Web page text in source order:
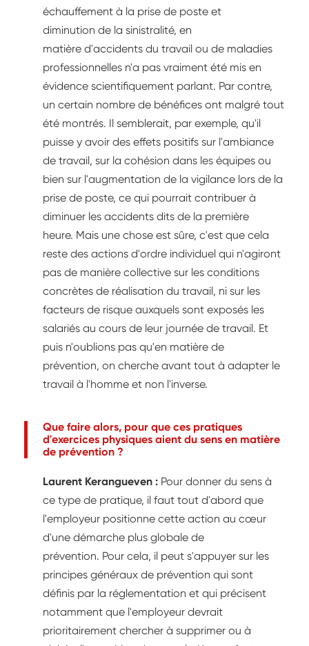
échauffement à la prise de poste et
diminution de la sinistralité, en
matière d'accidents du travail ou de maladies
professionnelles n'a pas vraiment été mis en
évidence scientifiquement parlant. Par contre,
un certain nombre de bénéfices ont malgré tout
été montrés. Il semblerait, par exemple, qu'il
puisse y avoir des effets positifs sur l'ambiance
de travail, sur la cohésion dans les équipes ou
bien sur l'augmentation de la vigilance lors de la
prise de poste, ce qui pourrait contribuer à
diminuer les accidents dits de la première
heure. Mais une chose est sûre, c'est que cela
reste des actions d'ordre individuel qui n'agiront
pas de manière collective sur les conditions
concrètes de réalisation du travail, ni sur les
facteurs de risque auxquels sont exposés les
salariés au cours de leur journée de travail. Et
puis n'oublions pas qu'en matière de
prévention, on cherche avant tout à adapter le
travail à l'homme et non l'inverse.
Que faire alors, pour que ces pratiques
d'exercices physiques aient du sens en matière
de prévention ?
Laurent Kerangueven : Pour donner du sens à
ce type de pratique, il faut tout d'abord que
l'employeur positionne cette action au cœur
d'une démarche plus globale de
prévention. Pour cela, il peut s'appuyer sur les
principes généraux de prévention qui sont
définis par la réglementation et qui précisent
notamment que l'employeur devrait
prioritairement chercher à supprimer ou à